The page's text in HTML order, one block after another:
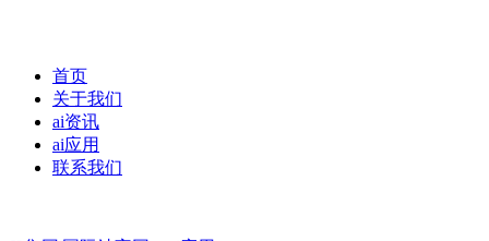
首页
关于我们
ai资讯
ai应用
联系我们